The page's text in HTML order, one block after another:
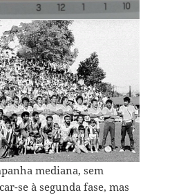
mediana, sem
se à segunda fase, mas